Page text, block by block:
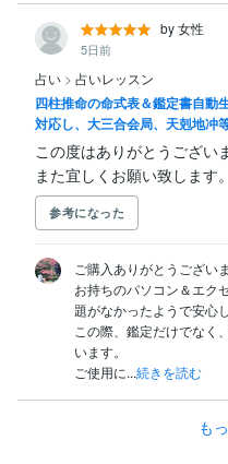
by 女性
5日前
占い > 占いレッスン
四柱推命の命式表＆鑑定書自動
対応し、大三合会局、天剋地冲
この度はありがとうござい
また宜しくお願い致します。
参考になった
ご購入ありがとうございま
お持ちのパソコン＆エク
題がなかったようで安心
この際、鑑定だけでなく
います。
ご使用に...続きを読む
も